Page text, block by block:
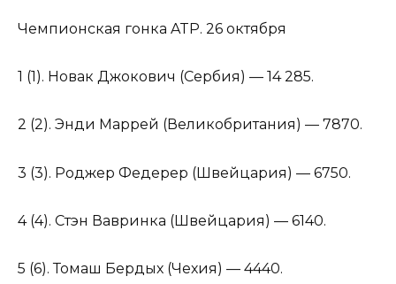
Чемпионская гонка ATP. 26 октября
1 (1). Новак Джокович (Сербия) — 14 285.
2 (2). Энди Маррей (Великобритания) — 7870.
3 (3). Роджер Федерер (Швейцария) — 6750.
4 (4). Стэн Вавринка (Швейцария) — 6140.
5 (6). Томаш Бердых (Чехия) — 4440.